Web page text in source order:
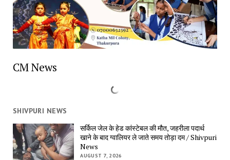
CM News
SHIVPURI NEWS
सर्किल जेल के हेड कांस्टेबल की मौत, जहरीला पदार्थ
खाने के बाद ग्वालियर ले जाते समय तोड़ा दम / Shivpuri
News
AUGUST 7, 2026